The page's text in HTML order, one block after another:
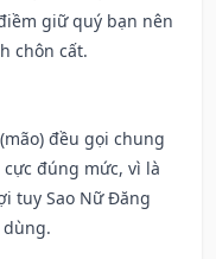
giữ quý bạn nên
chôn cất.
đều gọi chung
đúng mức, vì là
tuy Sao Nữ Đăng